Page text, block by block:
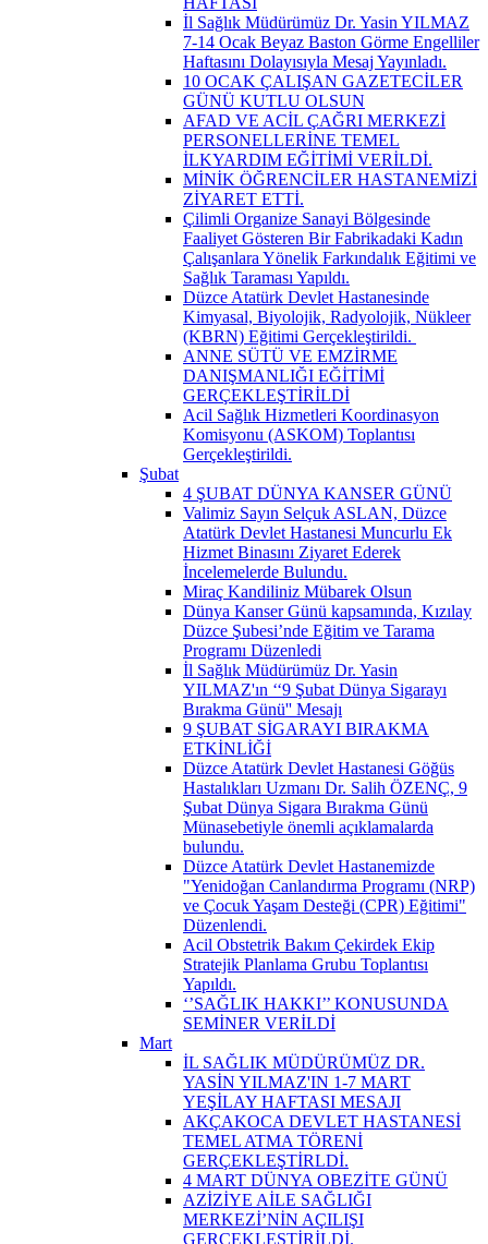
İl Sağlık Müdürümüz Dr. Yasin YILMAZ
7-14 Ocak Beyaz Baston Görme Engelliler
Haftasını Dolayısıyla Mesaj Yayınladı.
10 OCAK ÇALIŞAN GAZETECİLER
GÜNÜ KUTLU OLSUN
AFAD VE ACİL ÇAĞRI MERKEZİ
PERSONELLERİNE TEMEL
İLKYARDIM EĞİTİMİ VERİLDİ.
MİNİK ÖĞRENCİLER HASTANEMİZİ
ZİYARET ETTİ.
Çilimli Organize Sanayi Bölgesinde
Faaliyet Gösteren Bir Fabrikadaki Kadın
Çalışanlara Yönelik Farkındalık Eğitimi ve
Sağlık Taraması Yapıldı.
Düzce Atatürk Devlet Hastanesinde
Kimyasal, Biyolojik, Radyolojik, Nükleer
(KBRN) Eğitimi Gerçekleştirildi. ​
ANNE SÜTÜ VE EMZİRME
DANIŞMANLIĞI EĞİTİMİ
GERÇEKLEŞTİRİLDİ
Acil Sağlık Hizmetleri Koordinasyon
Komisyonu (ASKOM) Toplantısı
Gerçekleştirildi.
Şubat
4 ŞUBAT DÜNYA KANSER GÜNÜ
Valimiz Sayın Selçuk ASLAN, Düzce
Atatürk Devlet Hastanesi Muncurlu Ek
Hizmet Binasını Ziyaret Ederek
İncelemelerde Bulundu.
Miraç Kandiliniz Mübarek Olsun
Dünya Kanser Günü kapsamında, Kızılay
Düzce Şubesi’nde Eğitim ve Tarama
Programı Düzenledi
İl Sağlık Müdürümüz Dr. Yasin
YILMAZ'ın ‘‘9 Şubat Dünya Sigarayı
Bırakma Günü'' Mesajı
9 ŞUBAT SİGARAYI BIRAKMA
ETKİNLİĞİ
Düzce Atatürk Devlet Hastanesi Göğüs
Hastalıkları Uzmanı Dr. Salih ÖZENÇ, 9
Şubat Dünya Sigara Bırakma Günü
Münasebetiyle önemli açıklamalarda
bulundu.
Düzce Atatürk Devlet Hastanemizde
"Yenidoğan Canlandırma Programı (NRP)
ve Çocuk Yaşam Desteği (CPR) Eğitimi"
Düzenlendi.
Acil Obstetrik Bakım Çekirdek Ekip
Stratejik Planlama Grubu Toplantısı
Yapıldı.
‘’SAĞLIK HAKKI’’ KONUSUNDA
SEMİNER VERİLDİ
Mart
İL SAĞLIK MÜDÜRÜMÜZ DR.
YASİN YILMAZ'IN 1-7 MART
YEŞİLAY HAFTASI MESAJI
AKÇAKOCA DEVLET HASTANESİ
TEMEL ATMA TÖRENİ
GERÇEKLEŞTİRLDİ.
4 MART DÜNYA OBEZİTE GÜNÜ
AZİZİYE AİLE SAĞLIĞI
MERKEZİ’NİN AÇILIŞI
GERÇEKLEŞTİRİLDİ.